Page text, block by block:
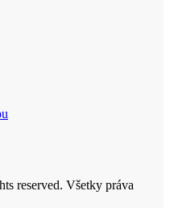
reserved. Všetky práva